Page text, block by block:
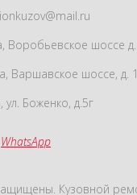
, Воробьевское шоссе
, Варшавское шоссе, д.
, ул. Боженко, д.5г
WhatsApp
Кузовной